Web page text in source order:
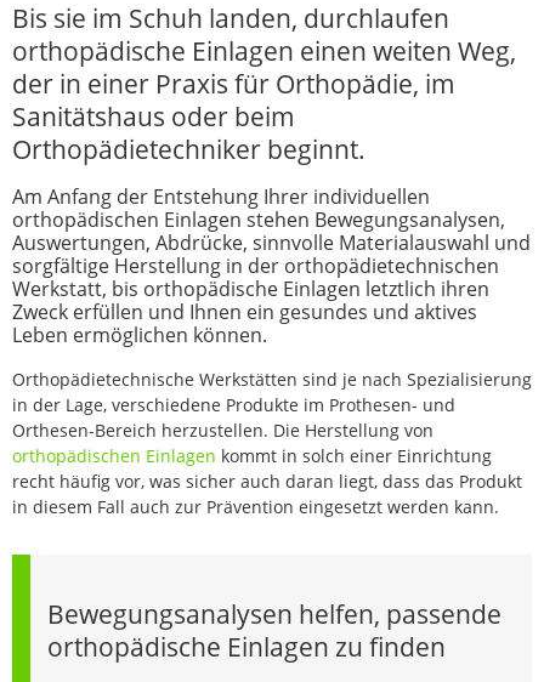
Bis sie im Schuh landen, durchlaufen
orthopädische Einlagen einen weiten Weg,
der in einer Praxis für Orthopädie, im
Sanitätshaus oder beim
Orthopädietechniker beginnt.
Am Anfang der Entstehung Ihrer individuellen
orthopädischen Einlagen stehen Bewegungsanalysen,
Auswertungen, Abdrücke, sinnvolle Materialauswahl und
sorgfältige Herstellung in der orthopädietechnischen
Werkstatt, bis orthopädische Einlagen letztlich ihren
Zweck erfüllen und Ihnen ein gesundes und aktives
Leben ermöglichen können.
Orthopädietechnische Werkstätten sind je nach Spezialisierung
in der Lage, verschiedene Produkte im Prothesen- und
Orthesen-Bereich herzustellen. Die Herstellung von
orthopädischen Einlagen kommt in solch einer Einrichtung
recht häufig vor, was sicher auch daran liegt, dass das Produkt
in diesem Fall auch zur Prävention eingesetzt werden kann.
Bewegungsanalysen helfen, passende
orthopädische Einlagen zu finden